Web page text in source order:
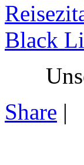
Black
Share |